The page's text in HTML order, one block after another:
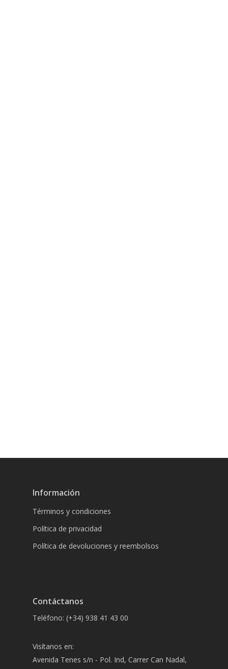
Información
Términos y condiciones
Política de privacidad
Política de devoluciones y reembolsos
Contáctanos
Teléfono: (+34) 938 41 43 00
Visítanos en:
Avenida Tenes s/n - Pol. Ind, Carrer Can Nadal,